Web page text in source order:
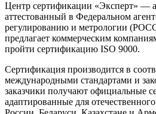
Центр сертификации «Эксперт» —
аттестованный в Федеральном
регулированию и метрологии
предлагает коммерческим
пройти сертификацию ISO 9000.
Сертификация производится в
международными стандартами и
заказчики получают официальные
адаптированные для